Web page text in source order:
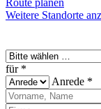
Route planen
Weitere Standorte
für *
Anrede *